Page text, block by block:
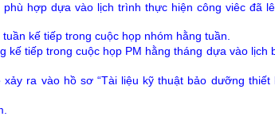
hợp dựa vào lịch trình thực hiện công viêc đã
kế tiếp trong cuộc họp nhóm hằng tuần.
kế tiếp trong cuộc họp PM hằng tháng dựa vào lịch
ra vào hồ sơ “Tài liệu kỹ thuật bảo dưỡng thiết